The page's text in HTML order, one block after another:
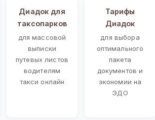
Диадок для
таксопарков
для массовой
выписки
путевых листов
водителям
такси онлайн
Тарифы
Диадок
для выбора
оптимального
пакета
документов и
экономии на
ЭДО